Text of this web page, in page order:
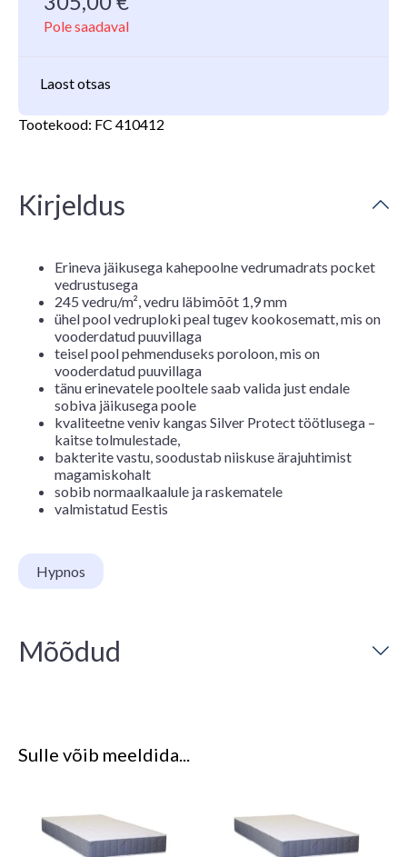
Pole saadaval
Laost otsas
Tootekood: FC 410412
Kirjeldus
Erineva jäikusega kahepoolne vedrumadrats pocket
vedrustusega
245 vedru/m², vedru läbimõõt 1,9 mm
ühel pool vedruploki peal tugev kookosematt, mis on
vooderdatud puuvillaga
teisel pool pehmenduseks poroloon, mis on
vooderdatud puuvillaga
tänu erinevatele pooltele saab valida just endale
sobiva jäikusega poole
kvaliteetne veniv kangas Silver Protect töötlusega –
kaitse tolmulestade,
bakterite vastu, soodustab niiskuse ärajuhtimist
magamiskohalt
sobib normaalkaalule ja raskematele
valmistatud Eestis
Hypnos
Mõõdud
Sulle võib meeldida...